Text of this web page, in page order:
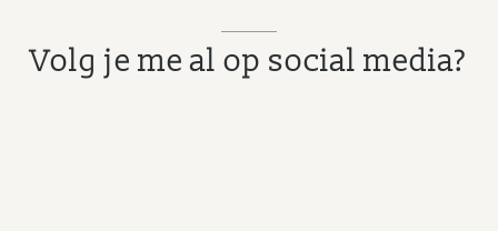
Volg je me al op social media?